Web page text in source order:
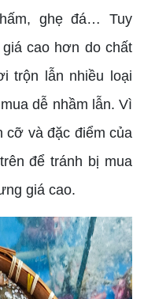
ghẹ đá… Tuy
cao hơn do chất
trộn lẫn nhiều loại
dễ nhầm lẫn. Vì
cỡ và đặc điểm của
để tránh bị mua
giá cao.